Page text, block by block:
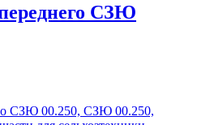
СЗЮ
СЗЮ 00.250, СЗЮ 00.250,